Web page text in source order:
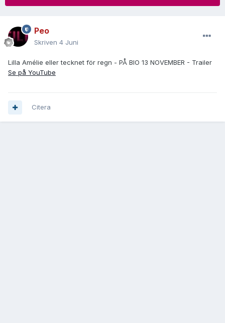
Peo
Skriven 4 Juni
Lilla Amélie eller tecknet för regn - PÅ BIO 13 NOVEMBER - Trailer
Se på YouTube
Citera